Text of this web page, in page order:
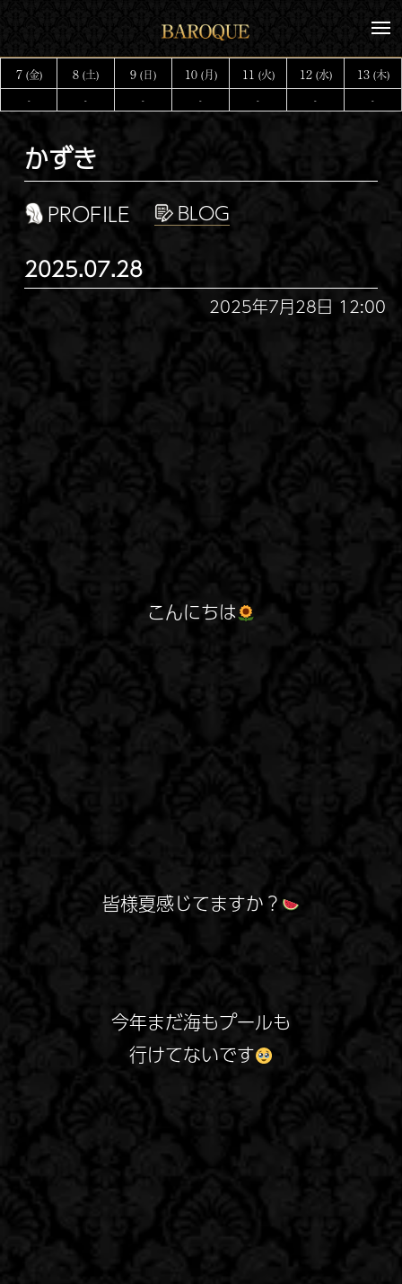
テ
ン
ツ
メ
ュ
ー
7 (金) 8 (土) 9 (日) 10 (月) 11 (火) 12 (水) 13 (木)
- - - - - - -
かずき
PROFILE
2025.07.28
2025年7月28日 12:00
こんにちは
皆様夏感じてますか？
今年まだ海もプールも
行けてないです